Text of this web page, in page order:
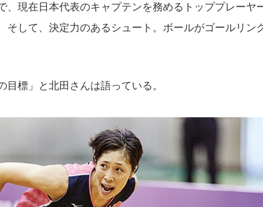
、現在日本代表のキャプテンを務めるトッププレーヤ
そして、決定力のあるシュート。ボールがゴールリン
目標」と北田さんは語っている。